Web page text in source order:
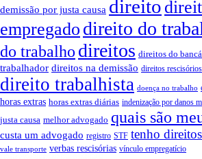
demissão por justa causa direito
empregado direito do
do trabalho direitos direitos do
trabalhador direitos na demissão direitos rescisórios
direito trabalhista doença no trabalho
horas extras horas extras diárias indenização por danos
justa causa melhor advogado quais são
custa um advogado registro STF tenho
vale transporte verbas rescisórias vínculo empregatício